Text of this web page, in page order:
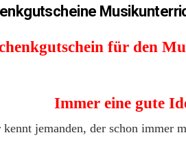
für den
Immer eine gute
kennt jemanden, der schon immer